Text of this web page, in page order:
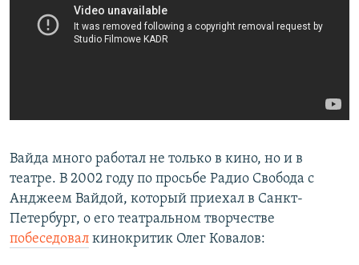
Вайда много работал не только в кино, но и в
театре. В 2002 году по просьбе Радио Свобода с
Анджеем Вайдой, который приехал в Санкт-
Петербург, о его театральном творчестве
побеседовал кинокритик Олег Ковалов: